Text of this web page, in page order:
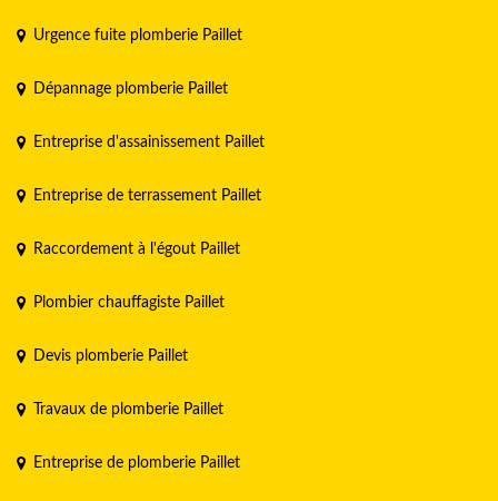
Urgence fuite plomberie Paillet
Dépannage plomberie Paillet
Entreprise d'assainissement Paillet
Entreprise de terrassement Paillet
Raccordement à l'égout Paillet
Plombier chauffagiste Paillet
Devis plomberie Paillet
Travaux de plomberie Paillet
Entreprise de plomberie Paillet